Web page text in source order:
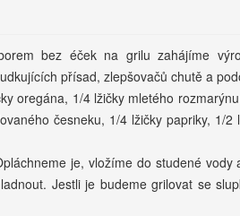
bez éček na grilu zahájíme
přísad, zlepšovačů chutě a
oregána, 1/4 lžičky mletého
česneku, 1/4 lžičky papriky, 1/
je, vložíme do studené vody
Jestli je budeme grilovat se